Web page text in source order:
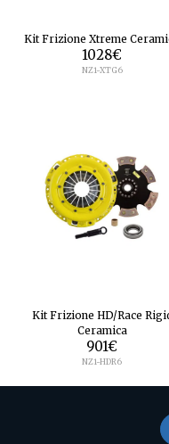
Kit Frizione Xtreme
1028€
NZ1-XTG6
Kit Frizione HD/Race
Ceramica
901€
NZ1-HDR6